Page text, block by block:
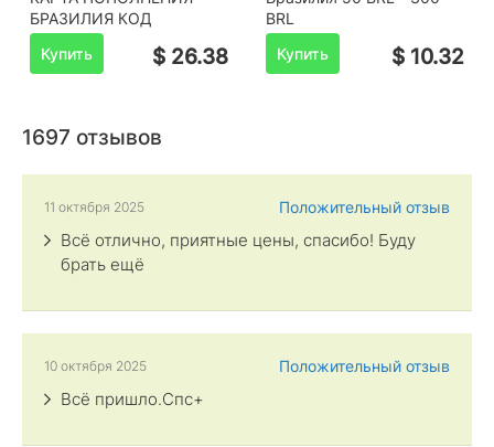
БРАЗИЛИЯ КОД
Купить
$ 26.38
BRL
Купить
$ 10.32
1697 отзывов
Положительный отзыв
11 октября 2025
Всё отлично, приятные цены, спасибо! Буду
брать ещё
Положительный отзыв
10 октября 2025
Всё пришло.Спс+